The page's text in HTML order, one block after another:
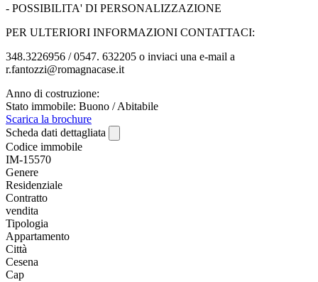
- POSSIBILITA' DI PERSONALIZZAZIONE
PER ULTERIORI INFORMAZIONI CONTATTACI:
348.3226956 / 0547. 632205 o inviaci una e-mail a
r.fantozzi@romagnacase.it
Anno di costruzione:
Stato immobile: Buono / Abitabile
Scarica la brochure
Scheda dati dettagliata
Codice immobile
IM-15570
Genere
Residenziale
Contratto
vendita
Tipologia
Appartamento
Città
Cesena
Cap